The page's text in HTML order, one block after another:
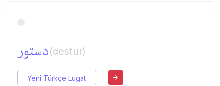
دستور(destur)
Yeni Türkçe Lugat